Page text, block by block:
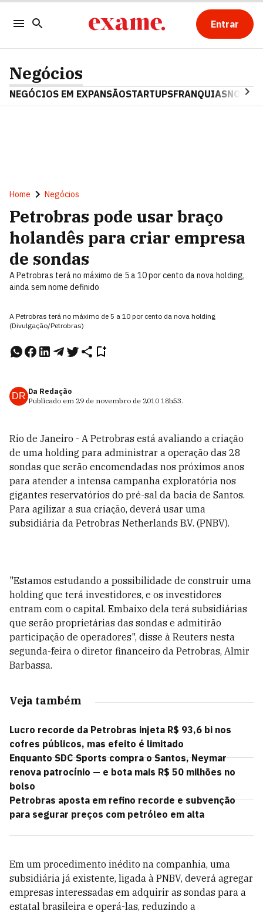
Entrar
Negócios
NEGÓCIOS EM EXPANSÃOSTARTUPSFRANQUIAS
Home Negócios
Petrobras pode usar braço
holandês para criar empresa
de sondas
A Petrobras terá no máximo de 5 a 10 por cento da nova holding,
ainda sem nome definido
A Petrobras terá no máximo de 5 a 10 por cento da nova holding
(Divulgação/Petrobras)
DR Da Redação
Publicado em 29 de novembro de 2010 18h53.
Rio de Janeiro - A Petrobras está avaliando a criação
de uma holding para administrar a operação das 28
sondas que serão encomendadas nos próximos anos
para atender a intensa campanha exploratória nos
gigantes reservatórios do pré-sal da bacia de Santos.
Para agilizar a sua criação, deverá usar uma
subsidiária da Petrobras Netherlands B.V. (PNBV).
"Estamos estudando a possibilidade de construir uma
holding que terá investidores, e os investidores
entram com o capital. Embaixo dela terá subsidiárias
que serão proprietárias das sondas e admitirão
participação de operadores", disse à Reuters nesta
segunda-feira o diretor financeiro da Petrobras, Almir
Barbassa.
Veja também
Lucro recorde da Petrobras injeta R$ 93,6 bi nos
cofres públicos, mas efeito é limitado
Enquanto SDC Sports compra o Santos, Neymar
renova patrocínio — e bota mais R$ 50 milhões no
bolso
Petrobras aposta em refino recorde e subvenção
para segurar preços com petróleo em alta
Em um procedimento inédito na companhia, uma
subsidiária já existente, ligada à PNBV, deverá agregar
empresas interessadas em adquirir as sondas para a
estatal brasileira e operá-las, reduzindo a